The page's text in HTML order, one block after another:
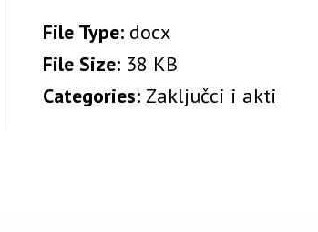
File Type: docx
File Size: 38 KB
Categories: Zaključci i akti